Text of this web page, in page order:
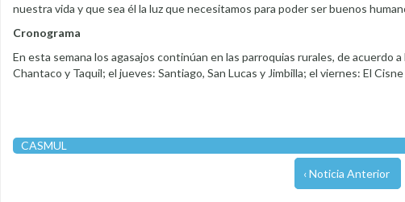
nuestra vida y que sea él la luz que necesitamos para poder ser buenos
Cronograma
En esta semana los agasajos continúan en las parroquias rurales, de acuerdo
Chantaco y Taquil; el jueves: Santiago, San Lucas y Jimbilla; el viernes: El
CASMUL
‹ Noticia Anterior